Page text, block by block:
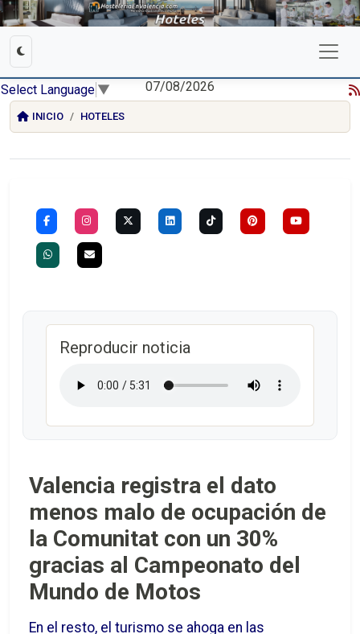
Select Language ▼ 07/08/2026
INICIO HOTELES
Reproducir noticia
Valencia registra el dato
menos malo de ocupación de
la Comunitat con un 30%
gracias al Campeonato del
Mundo de Motos
En el resto, el turismo se ahoga en las